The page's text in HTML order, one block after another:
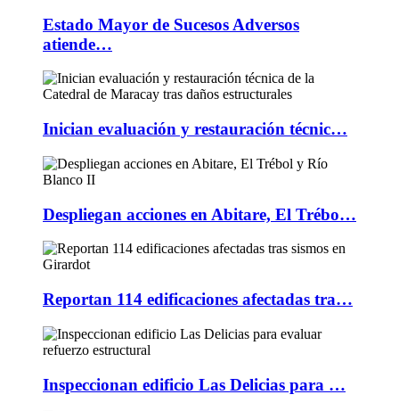
Estado Mayor de Sucesos Adversos
atiende…
Inician evaluación y restauración técnic…
Despliegan acciones en Abitare, El Trébo…
Reportan 114 edificaciones afectadas tra…
Inspeccionan edificio Las Delicias para …